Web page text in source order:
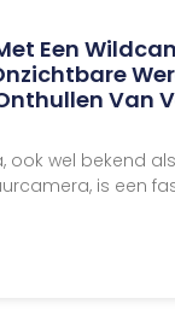
Een
Van
ook wel bekend
is een